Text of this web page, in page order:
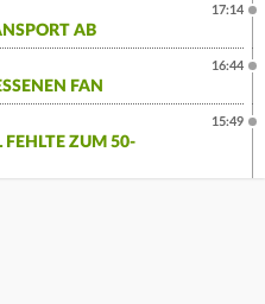
AB
17:14
FAN
16:44
FEHLTE ZUM 50-
15:49